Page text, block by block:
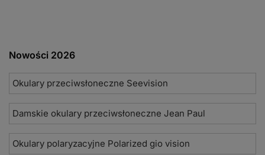
Nowości 2026
Okulary przeciwsłoneczne Seevision
Damskie okulary przeciwsłoneczne Jean Paul
Okulary polaryzacyjne Polarized gio vision